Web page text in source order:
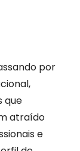
por
que
atraído
e